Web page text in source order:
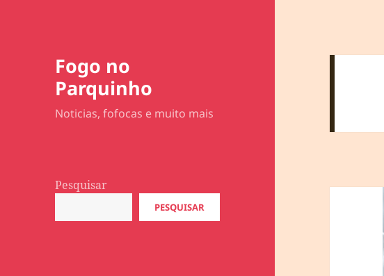
Fogo no
Parquinho
Noticias, fofocas e muito mais
Pesquisar
PESQUISAR